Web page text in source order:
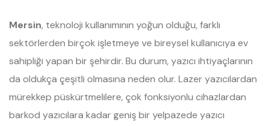
Mersin, teknoloji kullanımının yoğun olduğu, farklı
sektörlerden birçok işletmeye ve bireysel kullanıcıya ev
sahipliği yapan bir şehirdir. Bu durum, yazıcı ihtiyaçlarının
da oldukça çeşitli olmasına neden olur. Lazer yazıcılardan
mürekkep püskürtmelilere, çok fonksiyonlu cihazlardan
barkod yazıcılara kadar geniş bir yelpazede yazıcı